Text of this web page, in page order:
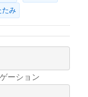
たみ
ーション